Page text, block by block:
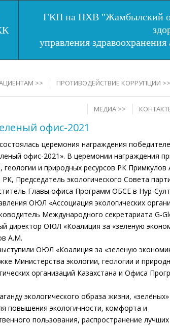
ГКП на ПХВ "Жамбылский
управления
>> ПРОТИВОДЕЙСТВИЕ КОРРУПЦИИ >>
МЕДИА >>
офис-2021
церемония награждения
офис-2021». В церемонии награждения
геологии и природных ресурсов РК Примкулов
Председатель экологического Совета
Главы офиса Программ ОБСЕ в Нур-
ОЮЛ «Ассоциация экологических
Международного секретариата G-
директор ОЮЛ «Коалиция за «зеленую
А.М.
ОЮЛ «Коалиция за «зеленую
Министерства экологии, геологии и
организаций Казахстана и Офиса
экологического образа жизни, «зелёных»
повышения экологичности, комфорта и
пользования, распространение лучших